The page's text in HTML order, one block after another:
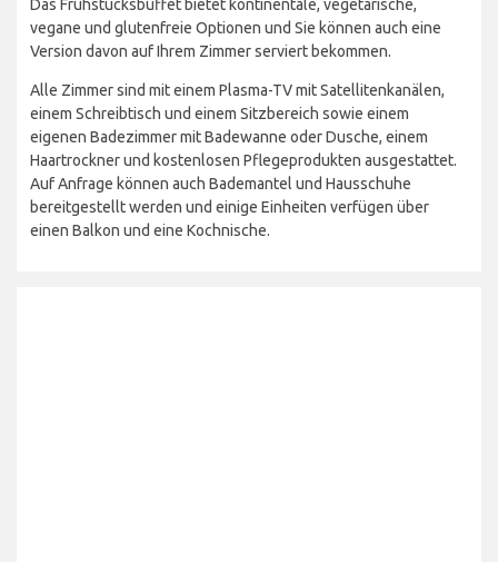
Das Frühstücksbuffet bietet kontinentale, vegetarische,
vegane und glutenfreie Optionen und Sie können auch eine
Version davon auf Ihrem Zimmer serviert bekommen.
Alle Zimmer sind mit einem Plasma-TV mit Satellitenkanälen,
einem Schreibtisch und einem Sitzbereich sowie einem
eigenen Badezimmer mit Badewanne oder Dusche, einem
Haartrockner und kostenlosen Pflegeprodukten ausgestattet.
Auf Anfrage können auch Bademantel und Hausschuhe
bereitgestellt werden und einige Einheiten verfügen über
einen Balkon und eine Kochnische.